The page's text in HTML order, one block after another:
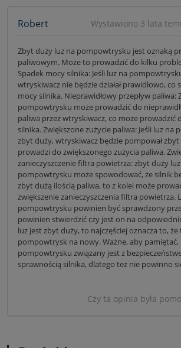
Robert Wystawiono 3 lata
Zbyt duży luz na pompowtrysku jest oznaką
paliwowym. Może to prowadzić do kilku
Spadek mocy silnika: Jeśli luz na
wtryskiwacz nie będzie działał prawidłowo,
mocy silnika. Nieprawidłowy przepływ paliwa:
pompowtrysku może prowadzić do
paliwa przez wtryskiwacz, co może prowadzić
silnika. Zwiększone zużycie paliwa: Jeśli luz
zbyt duży, wtryskiwacz będzie pompował
prowadzi do zwiększonego zużycia paliwa.
zanieczyszczenie filtra powietrza: zbyt duży
pompowtrysku może spowodować, że silnik
zbyt dużą ilością paliwa, to z kolei może
zwiększenie zanieczyszczenia filtra powietrza.
pompowtrysku powinien być sprawdzony
powinien stwierdzić czy jest on na
luz jest zbyt duży, to najczęściej oznacza to,
pompowtrysk na nowy. Ważne, aby pamiętać,
pompowtrysku związany jest z
sprawnością silnika, dlatego też nie powinno
Czy ta opinia była